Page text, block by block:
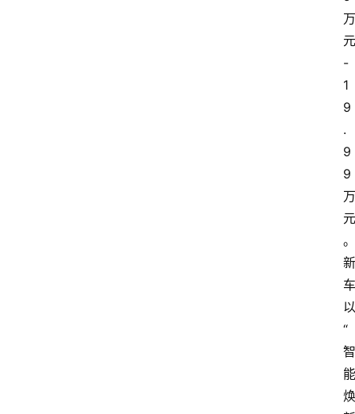
万
元
-
1
9
.
9
9
万
元
。
新
车
以
“
智
能
焕